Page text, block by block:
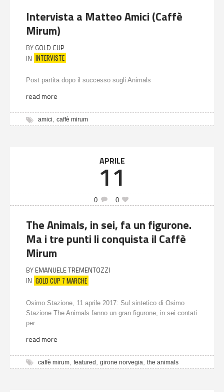
Intervista a Matteo Amici (Caffè
Mirum)
BY GOLD CUP
IN INTERVISTE
Post partita dopo il successo sugli Animals
read more
amici, caffè mirum
APRILE
11
0 0
The Animals, in sei, fa un figurone.
Ma i tre punti li conquista il Caffè
Mirum
BY EMANUELE TREMENTOZZI
IN GOLD CUP 7 MARCHE
Osimo Stazione, 11 aprile 2017: Sul sintetico di Osimo
Stazione The Animals fanno un gran figurone, in sei contati
per...
read more
caffè mirum featured girone norvegia the animals